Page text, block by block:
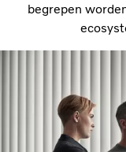
begrepen